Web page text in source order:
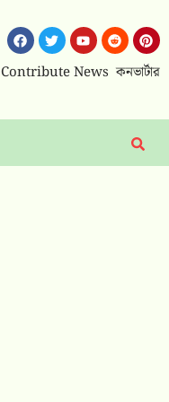
Contribute News কনভার্টার